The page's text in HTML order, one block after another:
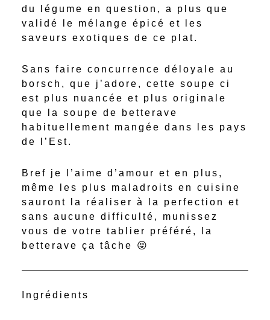
du légume en question, a plus que
validé le mélange épicé et les
saveurs exotiques de ce plat.
Sans faire concurrence déloyale au
borsch, que j’adore, cette soupe ci
est plus nuancée et plus originale
que la soupe de betterave
habituellement mangée dans les pays
de l’Est.
Bref je l’aime d’amour et en plus,
même les plus maladroits en cuisine
sauront la réaliser à la perfection et
sans aucune difficulté, munissez
vous de votre tablier préféré, la
betterave ça tâche 😝
Ingrédients